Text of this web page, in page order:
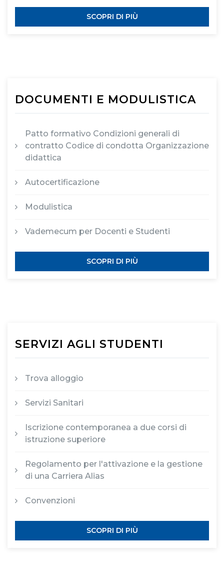
SCOPRI DI PIÙ
DOCUMENTI E MODULISTICA
Patto formativo Condizioni generali di
contratto Codice di condotta Organizzazione
didattica
Autocertificazione
Modulistica
Vademecum per Docenti e Studenti
SCOPRI DI PIÙ
SERVIZI AGLI STUDENTI
Trova alloggio
Servizi Sanitari
Iscrizione contemporanea a due corsi di
istruzione superiore
Regolamento per l'attivazione e la gestione
di una Carriera Alias
Convenzioni
SCOPRI DI PIÙ